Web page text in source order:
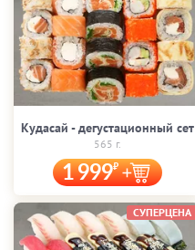
Кудасай - дегустационный сет
565 г.
1 999
СУПЕРЦЕНА